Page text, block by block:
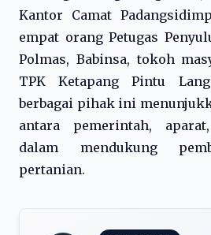
Kantor Camat
empat orang Petugas
Polmas, Babinsa, tokoh
TPK Ketapang Pintu
berbagai pihak ini
antara pemerintah,
dalam mendukung
pertanian.